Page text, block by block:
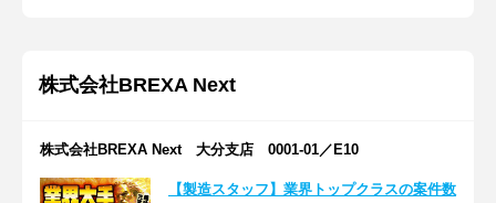
株式会社BREXA Next
株式会社BREXA Next 大分支店 0001-01／E10
【製造スタッフ】業界トップクラスの案件数